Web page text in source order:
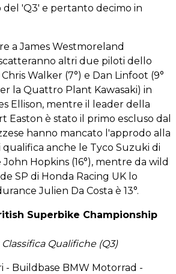
del 'Q3' e pertanto decimo in
a James Westmoreland
altri due piloti dello
Walker (7°) e Dan Linfoot (9°
la Quattro Plant Kawasaki) in
Ellison, mentre il leader della
Easton è stato il primo escluso dal
hanno mancato l'approdo alla
qualifica anche le Tyco Suzuki di
John Hopkins (16°), mentre da wild
SP di Honda Racing UK lo
Julien Da Costa è 13°.
Superbike Championship
Qualifiche (Q3)
- Buildbase BMW Motorrad -